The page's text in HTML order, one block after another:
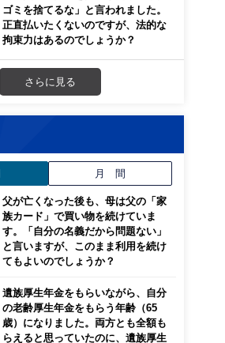
ゴミを捨てるな」と言われました。
正直払いたくないのですが、法的な
拘束力はあるのでしょうか？
さらに見る
月 間
父が亡くなった後も、母は父の「家
族カード」で買い物を続けていま
す。「自分の名義だから問題ない」
と言いますが、このまま利用を続け
てもよいのでしょうか？
遺族厚生年金をもらいながら、自分
の老齢厚生年金をもらう年齢（65
歳）になりました。両方とも全額も
らえると思っていたのに、遺族厚生